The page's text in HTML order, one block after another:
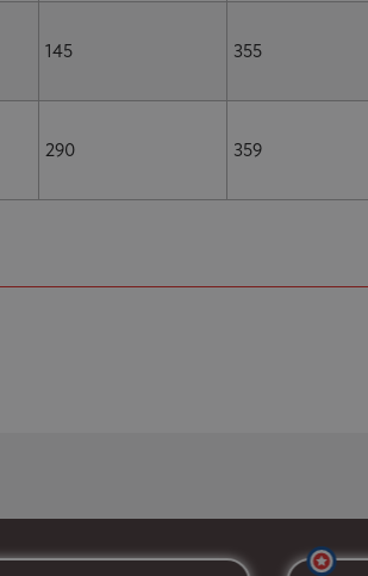
145 355
290 359